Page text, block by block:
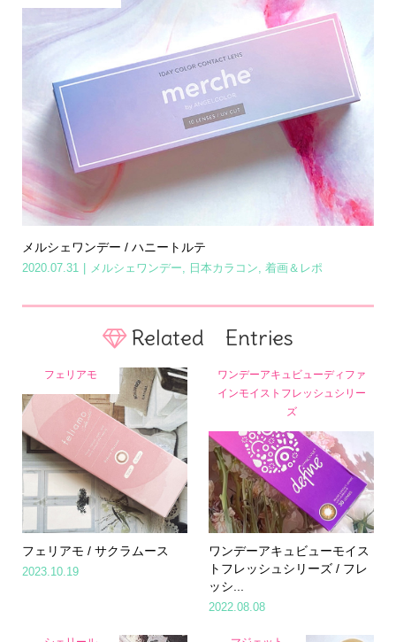
メルシェワンデー / ハニートルテ
2020.07.31 メルシェワンデー, 日本カラコン, 着画＆レポ
Related Entries
フェリアモ
フェリアモ / サクラムース
2023.10.19
ワンデーアキュビューディファ
インモイストフレッシュシリー
ズ
ワンデーアキュビューモイス
トフレッシュシリーズ / フレ
ッシ...
2022.08.08